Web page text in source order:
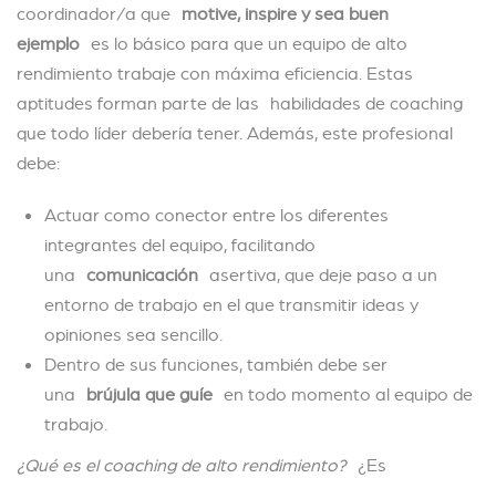
coordinador/a que motive, inspire y sea buen
ejemplo es lo básico para que un equipo de alto
rendimiento trabaje con máxima eficiencia. Estas
aptitudes forman parte de las habilidades de coaching
que todo líder debería tener. Además, este profesional
debe:
Actuar como conector entre los diferentes
integrantes del equipo, facilitando
una comunicación asertiva, que deje paso a un
entorno de trabajo en el que transmitir ideas y
opiniones sea sencillo.
Dentro de sus funciones, también debe ser
una brújula que guíe en todo momento al equipo de
trabajo.
¿Qué es el coaching de alto rendimiento? ¿Es